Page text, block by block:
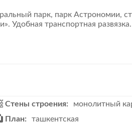
парк, парк Астрономии,
Удобная транспортная развязка.
Стены строения:
монолитный
План: ташкентская